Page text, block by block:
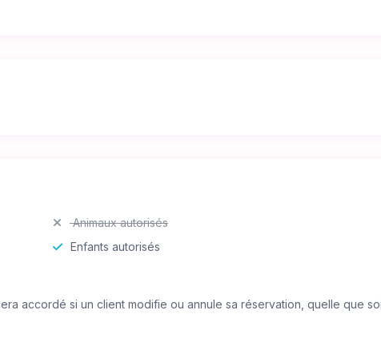
Animaux autorisés
Enfants autorisés
accordé si un client modifie ou annule sa réservation, quelle que